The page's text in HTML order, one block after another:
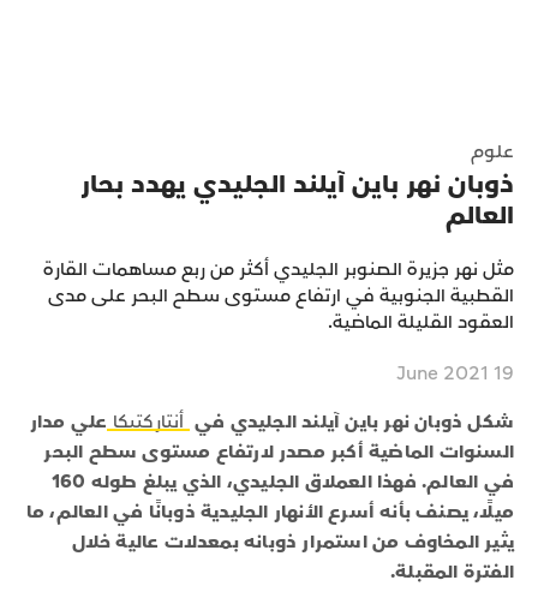
علوم
ذوبان نهر باين آيلند الجليدي يهدد بحار
العالم
مثل نهر جزيرة الصنوبر الجليدي أكثر من ربع مساهمات القارة
القطبية الجنوبية في ارتفاع مستوى سطح البحر على مدى
العقود القليلة الماضية.
19 June 2021
شكل ذوبان نهر باين آيلند الجليدي فيأنتاركتيكاعلي مدار
السنوات الماضية أكبر مصدر لارتفاع مستوى سطح البحر
في العالم. فهذا العملاق الجليدي، الذي يبلغ طوله 160
ميلًا، يصنف بأنه أسرع الأنهار الجليدية ذوبانًا في العالم، ما
يثير المخاوف من استمرار ذوبانه بمعدلات عالية خلال
الفترة المقبلة.